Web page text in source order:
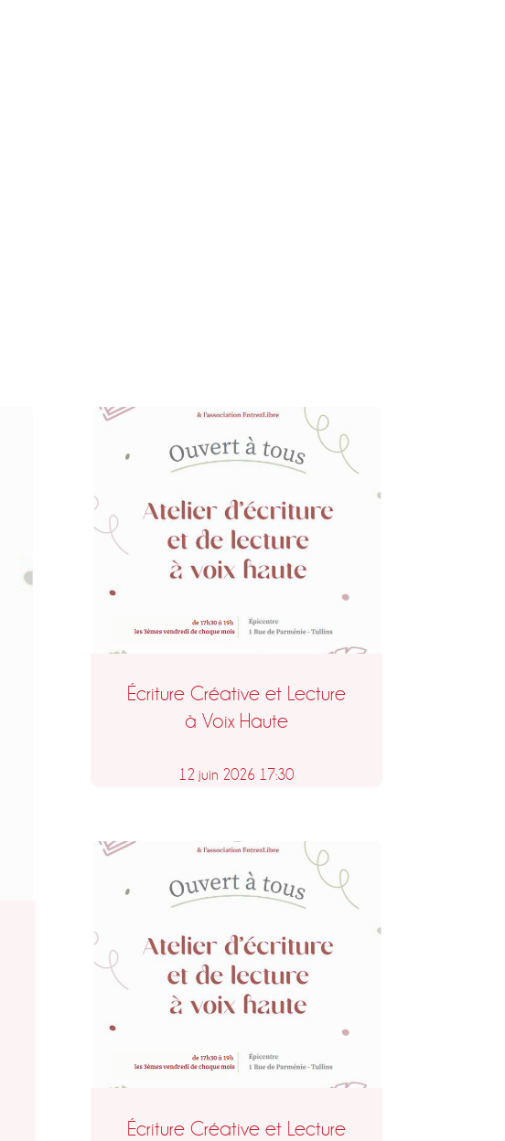
Écriture Créative et Lecture
à Voix Haute
12 juin 2026 17:30
Écriture Créative et Lecture